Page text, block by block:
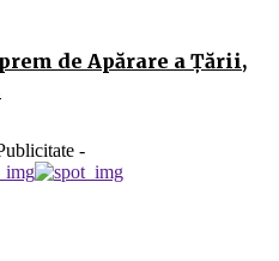
de Apărare a Ţării,
-